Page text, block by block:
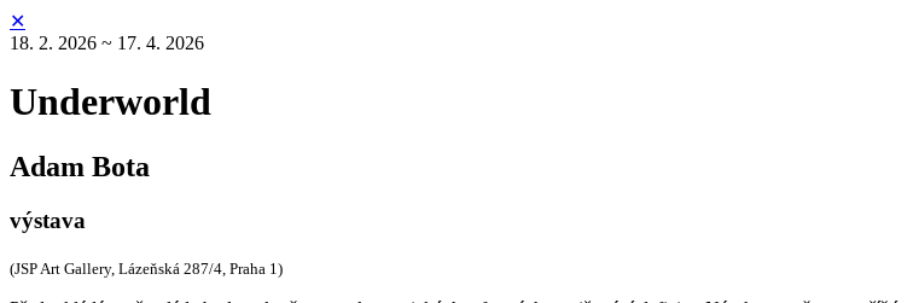
✕
18. 2. 2026 ~ 17. 4. 2026
Underworld
Adam Bota
výstava
(JSP Art Gallery, Lázeňská 287/4, Praha 1)